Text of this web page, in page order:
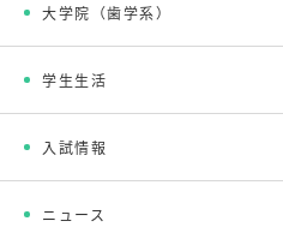
大学院（歯学系）
学生生活
入試情報
ニュース